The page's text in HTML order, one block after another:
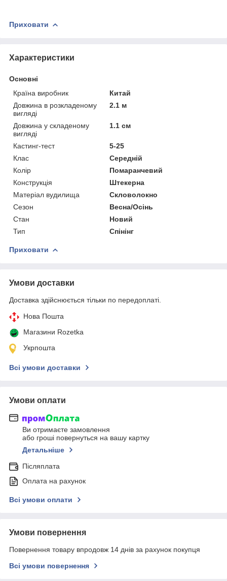
Приховати
Характеристики
Основні
Країна виробник
Китай
Довжина в розкладеному
вигляді
2.1 м
Довжина у складеному
вигляді
1.1 см
Кастинг-тест
5-25
Клас
Середній
Колір
Помаранчевий
Конструкція
Штекерна
Матеріал вудилища
Скловолокно
Сезон
Весна/Осінь
Стан
Новий
Тип
Спінінг
Приховати
Умови доставки
Доставка здійснюється тільки по передоплаті.
Нова Пошта
Магазини Rozetka
Укрпошта
Всі умови доставки
Умови оплати
Ви отримаєте замовлення
або гроші повернуться на вашу картку
Детальніше
Післяплата
Оплата на рахунок
Всі умови оплати
Умови повернення
Повернення товару впродовж 14 днів за рахунок покупця
Всі умови повернення